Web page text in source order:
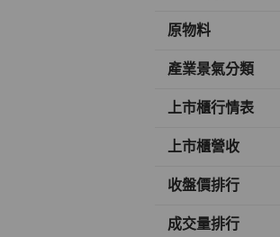
原物料
產業景氣分類
上市櫃行情表
上市櫃營收
收盤價排行
成交量排行